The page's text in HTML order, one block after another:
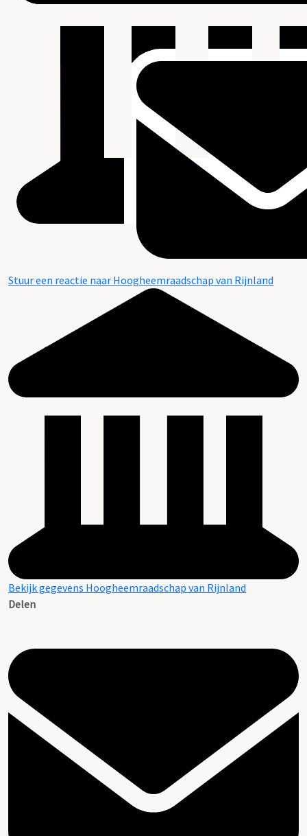
Stuur een reactie naar Hoogheemraadschap van Rijnland
Bekijk gegevens Hoogheemraadschap van Rijnland
Delen